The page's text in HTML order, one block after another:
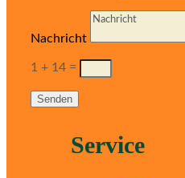
Nachricht
1 + 14 =
Senden
Service